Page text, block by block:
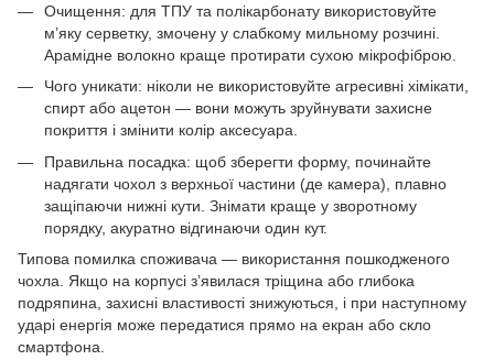
Очищення: для ТПУ та полікарбонату використовуйте
м’яку серветку, змочену у слабкому мильному розчині.
Арамідне волокно краще протирати сухою мікрофіброю.
Чого уникати: ніколи не використовуйте агресивні хімікати,
спирт або ацетон — вони можуть зруйнувати захисне
покриття і змінити колір аксесуара.
Правильна посадка: щоб зберегти форму, починайте
надягати чохол з верхньої частини (де камера), плавно
защіпаючи нижні кути. Знімати краще у зворотному
порядку, акуратно відгинаючи один кут.
Типова помилка споживача — використання пошкодженого
чохла. Якщо на корпусі з’явилася тріщина або глибока
подряпина, захисні властивості знижуються, і при наступному
ударі енергія може передатися прямо на екран або скло
смартфона.